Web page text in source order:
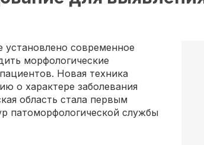
современное
морфологические
Новая техника
о характере заболевания
область стала первым
патоморфологической службы